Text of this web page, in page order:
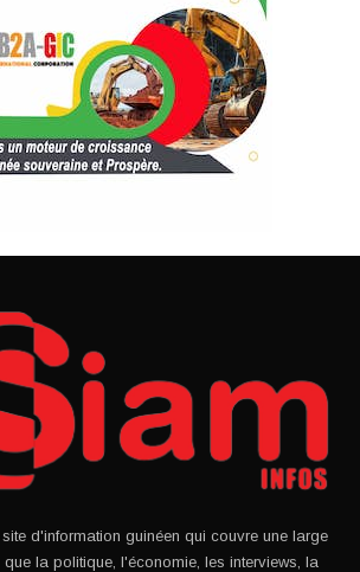
d'information guinéen qui couvre une large
la politique, l'économie, les interviews, la